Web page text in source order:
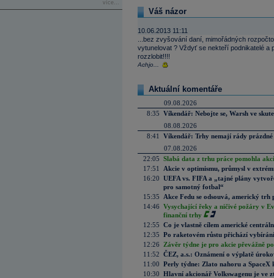
více...
Váš názor
10.06.2013 11:11
...bez zvyšování daní, mimořádných
vytunelovat ? Vždyť se nekteří podnikatelé a
rozzlobit!!!!
Achjo...
Aktuální komentáře
09.08.2026
8:35 Víkendář: Nebojte se, Warsh ve
08.08.2026
8:41
Víkendář: Trhy nemají rády prázdné
07.08.2026
22:05 Slabá data z trhu práce pomohla
17:51
Akcie v optimismu, průmysl v
16:20 UEFA vs. FIFA a „tajné plány
pro samotný fotbal“
15:35
Akce Fedu se odsouvá, americký
14:46 Vysychající řeky a ničivé požáry v
finanční trhy
12:55 Co je vlastně cílem americké
12:35 Po raketovém růstu přichází
12:26
Závěr týdne je pro akcie převážně
11:52 ČEZ, a.s.: Oznámení o výplatě
11:00 Perly týdne: Zlato nahoru a SpaceX
10:30 Hlavní akcionář Volkswagenu je ve